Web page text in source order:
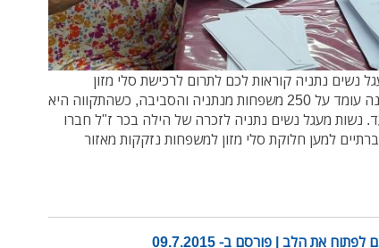
נתניה קוראות לכם לתרום לרכישת סלי מזון
למשפחות נזקקות. היעד השנה עומד על 250 משפחות מנתניה והסביבה, כשהתקווה היא
נשות מעגל נשים נתניה לזכרה של הילה בכר ז"ל חברו
למען חלוקת סלי מזון למשפחות נזקקות מאזור
את הלב | פורסם ב- 09.7.2015